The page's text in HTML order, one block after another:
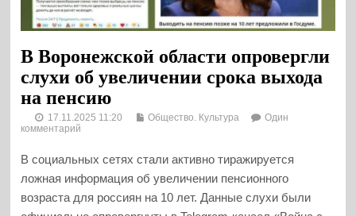
В Воронежской области опровергли
слухи об увеличении срока выхода
на пенсию
17.11.2025 11:20 Общество. Культура
Один
комментарий
В социальных сетях стали активно тиражируется
ложная информация об увеличении пенсионного
возраста для россиян на 10 лет. Данные слухи были